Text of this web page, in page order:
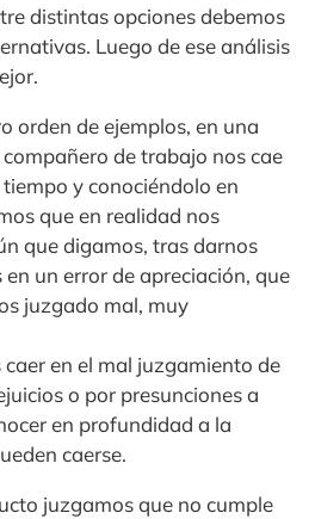
distintas opciones debemos
Luego de ese análisis
orden de ejemplos, en una
de trabajo nos cae
y conociéndolo en
que en realidad nos
que digamos, tras darnos
un error de apreciación, que
juzgado mal, muy
en el mal juzgamiento de
o por presunciones a
en profundidad a la
caerse.
juzgamos que no cumple